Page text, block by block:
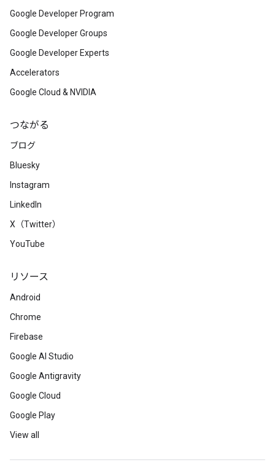
Google Developer Program
Google Developer Groups
Google Developer Experts
Accelerators
Google Cloud & NVIDIA
つながる
ブログ
Bluesky
Instagram
LinkedIn
X（Twitter）
YouTube
リソース
Android
Chrome
Firebase
Google AI Studio
Google Antigravity
Google Cloud
Google Play
View all